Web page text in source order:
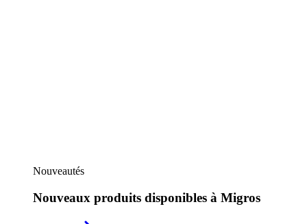
Nouveautés
Nouveaux produits disponibles à Migros